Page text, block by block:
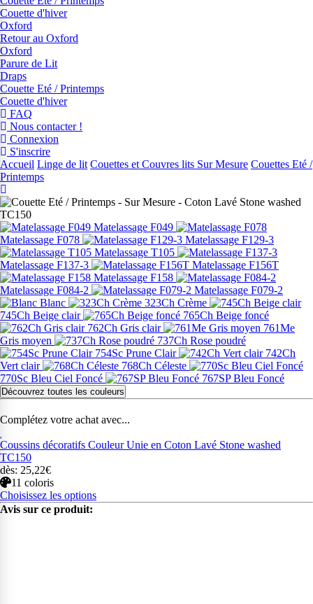
Couette d'hiver
Oxford
Retour au Oxford
Oxford
Parure de Lit
Draps
Couette Eté / Printemps
Couette d'hiver
FAQ
Nous contacter !
Connexion
S'inscrire
Accueil Linge de lit Couettes et Couvres lits Sur Mesure Couettes Eté /
Printemps
Matelassage F049
Matelassage F078
Matelassage F129-3
Matelassage T105
Matelassage F137-3
Matelassage F156T
Matelassage F158
Matelassage F084-2
Matelassage F079-2
Blanc
323Ch Crème
745Ch Beige clair
765Ch Beige foncé
762Ch Gris clair
761Me
Gris moyen
737Ch Rose poudré
754Sc Prune Clair
742Ch
Vert clair
768Ch Céleste
770Sc Bleu Ciel Foncé
767SP Bleu Foncé
Découvrez toutes les couleurs
Complétez votre achat avec...
Coussins décoratifs Couleur Unie en Coton Lavé Stone washed
TC150
dès: 25,22€
11 coloris
Choisissez les options
Avis sur ce produit: